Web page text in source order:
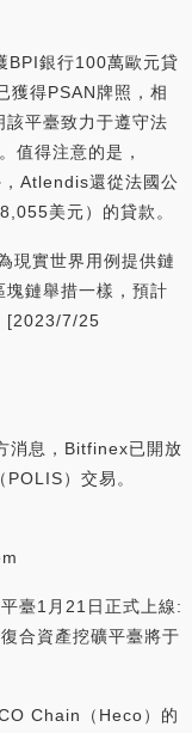
BPI銀行100萬歐元貸
獲得PSAN牌照，相
平臺致力于遵守法
值得注意的是，
Atlendis還從法國公
美元）的貸款。
現實世界用例提供鏈
塊鏈舉措一樣，預計
[2023/7/25
消息，Bitfinex已開放
）交易。
臺1月21日正式上線:
合資產挖礦平臺將于
Chain（Heco）的